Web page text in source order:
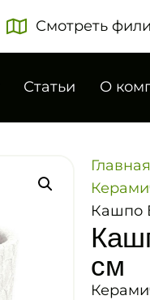
Смотреть
Статьи О
Главная
Кашпо
см